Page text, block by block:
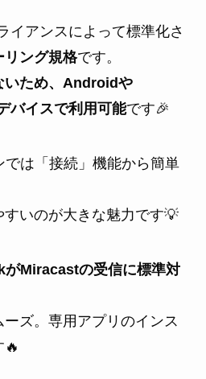
イアンスによって標準化さ
リング規格です。
いため、Androidや
バイスで利用可能です🎉
は「接続」機能から簡単
いのが大きな魅力です💡
Miracastの受信に標準対
ズ。専用アプリのインス
🔥